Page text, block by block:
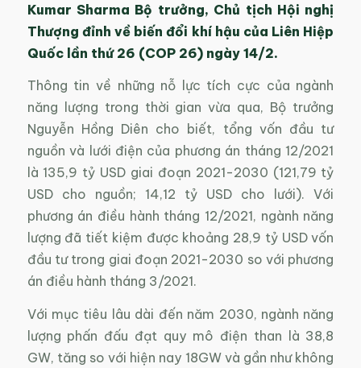
Kumar Sharma Bộ trưởng, Chủ tịch Hội nghị
Thượng đỉnh về biến đổi khí hậu của Liên Hiệp
Quốc lần thứ 26 (COP 26) ngày 14/2.
Thông tin về những nỗ lực tích cực của ngành
năng lượng trong thời gian vừa qua, Bộ trưởng
Nguyễn Hồng Diên cho biết, tổng vốn đầu tư
nguồn và lưới điện của phương án tháng 12/2021
là 135,9 tỷ USD giai đoạn 2021-2030 (121,79 tỷ
USD cho nguồn; 14,12 tỷ USD cho lưới). Với
phương án điều hành tháng 12/2021, ngành năng
lượng đã tiết kiệm được khoảng 28,9 tỷ USD vốn
đầu tư trong giai đoạn 2021-2030 so với phương
án điều hành tháng 3/2021.
Với mục tiêu lâu dài đến năm 2030, ngành năng
lượng phấn đấu đạt quy mô điện than là 38,8
GW, tăng so với hiện nay 18GW và gần như không